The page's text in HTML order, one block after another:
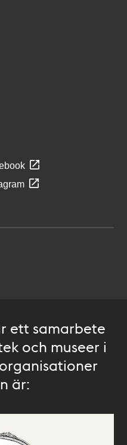
ett samarbete
och museer i
är: